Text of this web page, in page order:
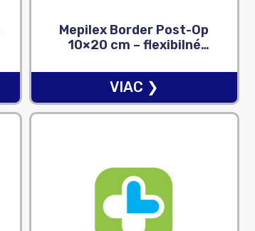
Mepilex Border Post-Op
10×20 cm – flexibilné
krytie na rany 1×10 ks
VIAC ❯